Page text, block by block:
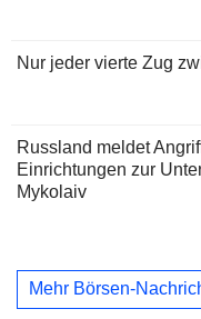
Nur jeder vierte Zug
Russland meldet
Einrichtungen zur
Mykolaiv
Mehr Börsen-